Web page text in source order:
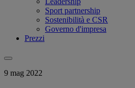
Sport partnership
Sostenibilità e CSR
Governo d'impresa
Prezzi
9 mag 2022